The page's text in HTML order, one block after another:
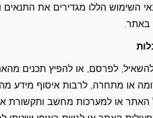
השימוש הללו מגדירים את
באתר.
לפרסם, או להפיץ תכנים
או מתחרה, לרבות איסוף מידע
או למערכות מחשב ותקשורת